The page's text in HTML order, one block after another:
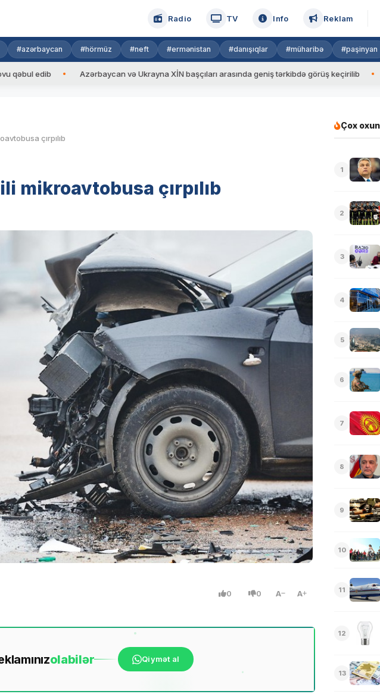
Radio TV Info Reklam
#azərbaycan #hörmüz #neft #ermənistan #danışıqlar #müharibə #paşinyan
edib Azərbaycan və Ukrayna XİN başçıları arasında geniş tərkibdə görüş keçirilib
çırpılıb
mikroavtobusa çırpılıb
0 0 A A
olabilər Qiymət al
Çox
1
2
3
4
5
6
7
8
9
10
11
12
13